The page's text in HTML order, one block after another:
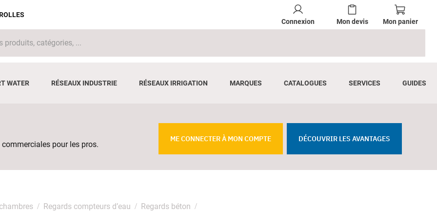
Connexion Mon devis Mon panier
WATER RÉSEAUX INDUSTRIE RÉSEAUX IRRIGATION MARQUES CATALOGUES SERVICES GUIDES
pour les pros.
ME CONNECTER À MON COMPTE DÉCOUVRIR LES AVANTAGES
Regards compteurs d’eau
Regards béton